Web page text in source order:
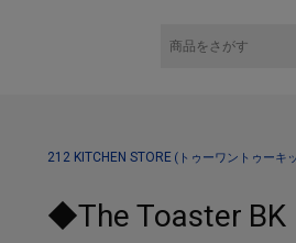
キッチングッズ・キッチン家電 キッチン家電
212 KITCHEN STORE(トゥーワントゥーキ
◆The Toaster BK